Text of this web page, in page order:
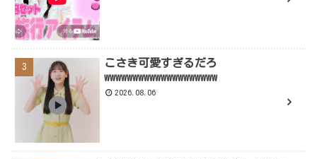
こさき可愛すぎるだろ
wwwwwwwwwwwwwwwwwwww
2026.08.06